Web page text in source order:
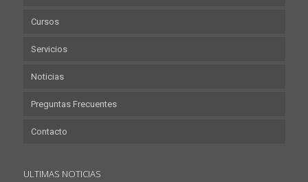
Cursos
Servicios
Noticias
Preguntas Frecuentes
Contacto
ULTIMAS NOTICIAS